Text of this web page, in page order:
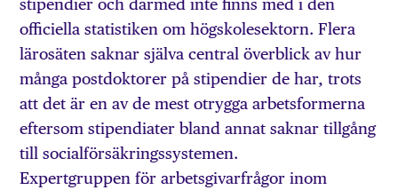
stipendier och därmed inte finns med i den
officiella statistiken om högskolesektorn. Flera
lärosäten saknar själva central överblick av hur
många postdoktorer på stipendier de har, trots
att det är en av de mest otrygga arbetsformerna
eftersom stipendiater bland annat saknar tillgång
till socialförsäkringssystemen.
Expertgruppen för arbetsgivarfrågor inom